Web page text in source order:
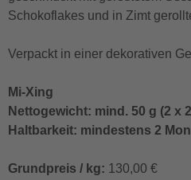
Schokoflakes und in Zimt
Verpackt in einer dekorativen
Mi-Xing
Nettogewicht: mind. 50 g (2 x
Haltbarkeit: mindestens 2
Grundpreis / kg: 130,00 €